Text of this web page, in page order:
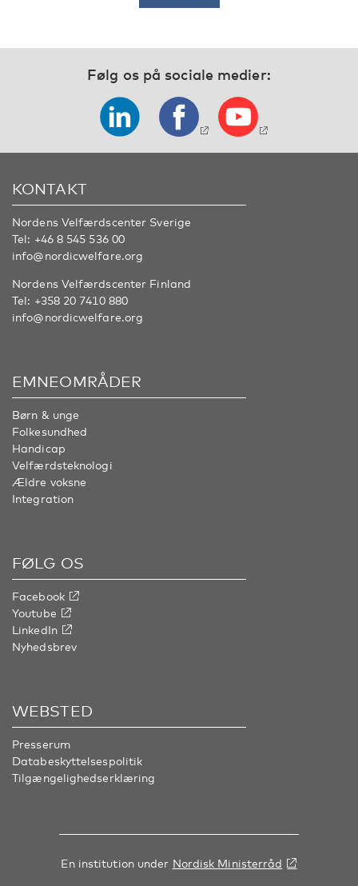
Følg os på sociale medier:
KONTAKT
Nordens Velfærdscenter Sverige
Tel: +46 8 545 536 00
info@nordicwelfare.org
Nordens Velfærdscenter Finland
Tel: +358 20 7410 880
info@nordicwelfare.org
EMNEOMRÅDER
Børn & unge
Folkesundhed
Handicap
Velfærdsteknologi
Ældre voksne
Integration
FØLG OS
Facebook
Youtube
LinkedIn
Nyhedsbrev
WEBSTED
Presserum
Databeskyttelsespolitik
Tilgængelighedserklæring
En institution under Nordisk Ministerråd